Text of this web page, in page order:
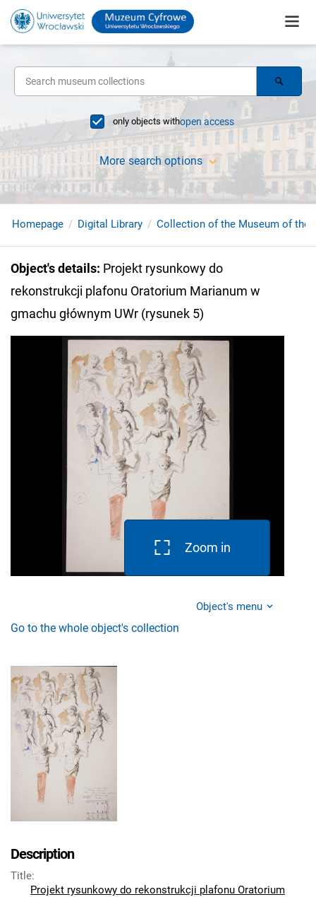
only objects withopen access
More search options
Homepage Digital Library Collection of the Museum of the
Object's details: Projekt rysunkowy do
rekonstrukcji plafonu Oratorium Marianum w
gmachu głównym UWr (rysunek 5)
Zoom in
Object's menu
Go to the whole object's collection
Description
Title:
Projekt rysunkowy do rekonstrukcji plafonu Oratorium